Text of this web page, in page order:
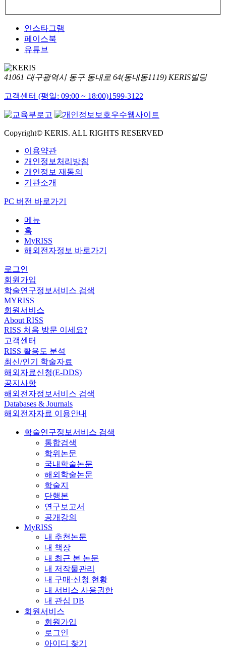
인스타그램
페이스북
유튜브
41061 대구광역시 동구 동내로 64(동내동1119) KERIS빌딩
고객센터 (평일: 09:00 ~ 18:00)1599-3122
Copyright© KERIS. ALL RIGHTS RESERVED
이용약관
개인정보처리방침
개인정보 재동의
기관소개
PC 버전 바로가기
메뉴
홈
MyRISS
해외전자정보 바로가기
로그인
회원가입
학술연구정보서비스 검색
MYRISS
회원서비스
About RISS
RISS 처음 방문 이세요?
고객센터
RISS 활용도 분석
최신/인기 학술자료
해외자료신청(E-DDS)
공지사항
해외전자정보서비스 검색
Databases & Journals
해외전자자료 이용안내
학술연구정보서비스 검색
통합검색
학위논문
국내학술논문
해외학술논문
학술지
단행본
연구보고서
공개강의
MyRISS
내 추천논문
내 책장
내 최근 본 논문
내 저작물관리
내 구매·신청 현황
내 서비스 사용권한
내 관심 DB
회원서비스
회원가입
로그인
아이디 찾기